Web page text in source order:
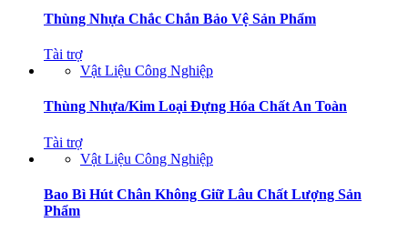
Thùng Nhựa Chắc Chắn Bảo Vệ Sản Phẩm
Tài trợ
Vật Liệu Công Nghiệp
Thùng Nhựa/Kim Loại Đựng Hóa Chất An Toàn
Tài trợ
Vật Liệu Công Nghiệp
Bao Bì Hút Chân Không Giữ Lâu Chất Lượng Sản
Phẩm